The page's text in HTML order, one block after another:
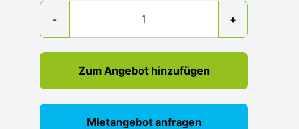
-
Menge
+
Zum Angebot hinzufügen
Mietangebot anfragen